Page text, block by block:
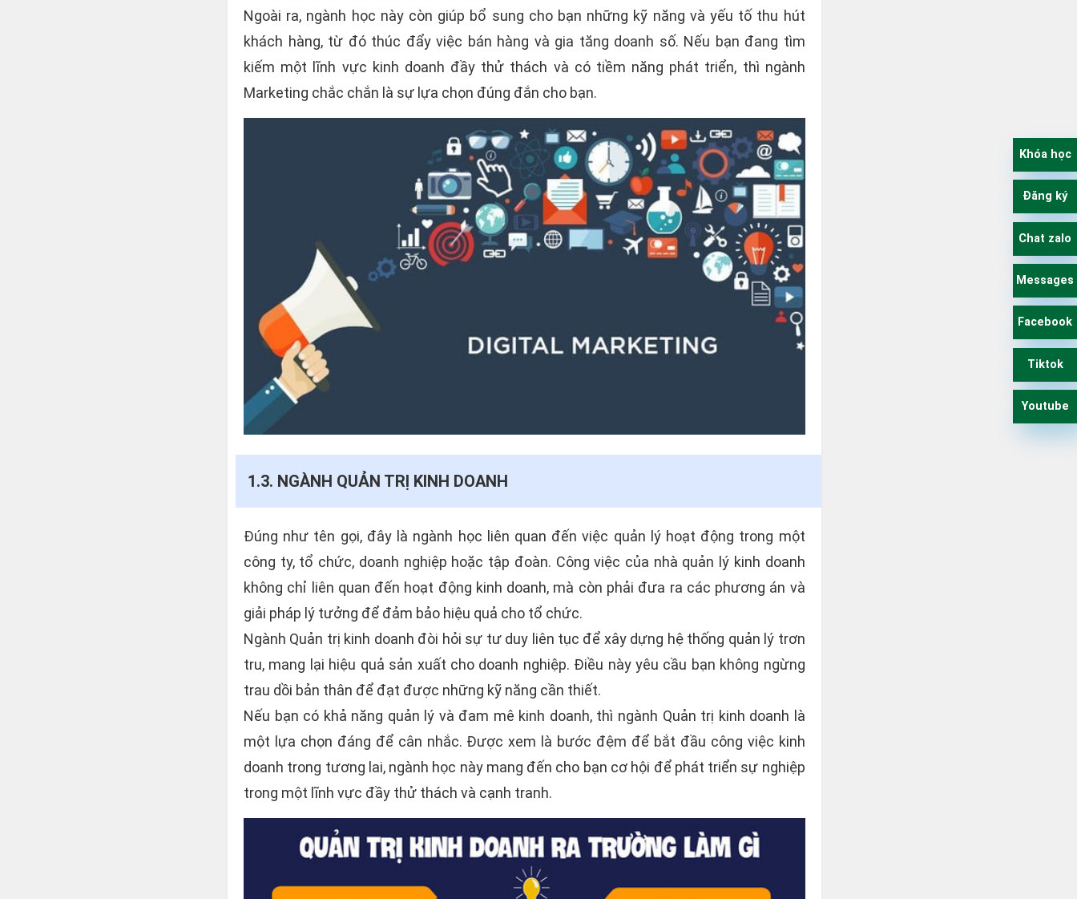
Ngoài ra, ngành học này còn giúp bổ sung cho bạn những kỹ năng và yếu tố thu hút
khách hàng, từ đó thúc đẩy việc bán hàng và gia tăng doanh số. Nếu bạn đang tìm
kiếm một lĩnh vực kinh doanh đầy thử thách và có tiềm năng phát triển, thì ngành
Marketing chắc chắn là sự lựa chọn đúng đắn cho bạn.
1.3. NGÀNH QUẢN TRỊ KINH DOANH
Đúng như tên gọi, đây là ngành học liên quan đến việc quản lý hoạt động trong một
công ty, tổ chức, doanh nghiệp hoặc tập đoàn. Công việc của nhà quản lý kinh doanh
không chỉ liên quan đến hoạt động kinh doanh, mà còn phải đưa ra các phương án và
giải pháp lý tưởng để đảm bảo hiệu quả cho tổ chức.
Ngành Quản trị kinh doanh đòi hỏi sự tư duy liên tục để xây dựng hệ thống quản lý trơn
tru, mang lại hiệu quả sản xuất cho doanh nghiệp. Điều này yêu cầu bạn không ngừng
trau dồi bản thân để đạt được những kỹ năng cần thiết.
Nếu bạn có khả năng quản lý và đam mê kinh doanh, thì ngành Quản trị kinh doanh là
một lựa chọn đáng để cân nhắc. Được xem là bước đệm để bắt đầu công việc kinh
doanh trong tương lai, ngành học này mang đến cho bạn cơ hội để phát triển sự nghiệp
trong một lĩnh vực đầy thử thách và cạnh tranh.
Khóa học
Đăng ký
Chat zalo
Messages
Facebook
Tiktok
Youtube